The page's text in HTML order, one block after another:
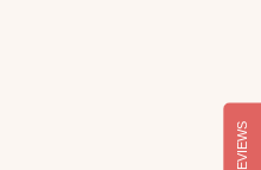
REVIEWS